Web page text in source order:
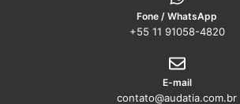
Fone / WhatsApp
+55 11 91058-4820
E-mail
contato@audatia.com.br